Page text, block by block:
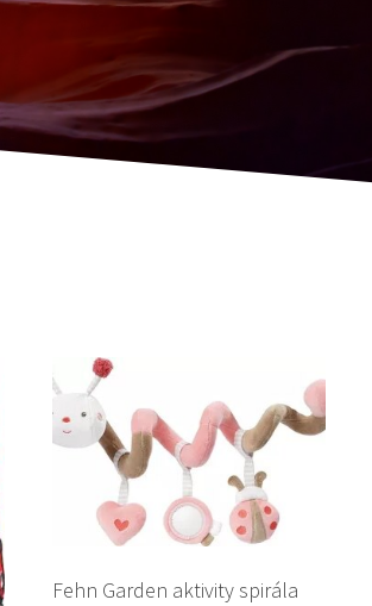
Fehn Garden aktivity spirála